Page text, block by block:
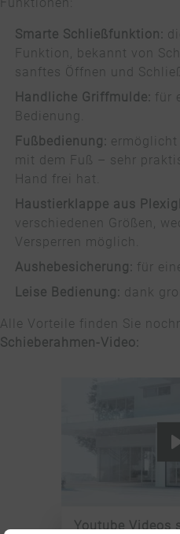
Smarte Schließfunktion:
Funktion, bekannt von
sanftes Öffnen und
Handliche Griffmulde: für
Bedienung.
Fußbedienung: ermöglicht
mit dem Fuß – sehr
Hand frei hat.
Haustierklappe aus
verschiedenen Größen,
Versperren möglich.
Aushebesicherung: für
Leise Bedienung: dank
Alle Vorteile finden Sie
Schieberahmen-Video:
Youtube Videos